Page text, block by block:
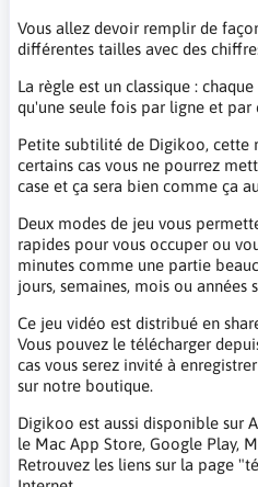
Vous allez devoir remplir de
différentes tailles avec des
La règle est un classique :
qu'une seule fois par ligne et par
Petite subtilité de Digikoo, cette
certains cas vous ne pourrez
case et ça sera bien comme ça
Deux modes de jeu vous
rapides pour vous occuper ou
minutes comme une partie
jours, semaines, mois ou années
Ce jeu vidéo est distribué en
Vous pouvez le télécharger
cas vous serez invité à
sur notre boutique.
Digikoo est aussi disponible sur
le Mac App Store, Google Play,
Retrouvez les liens sur la page